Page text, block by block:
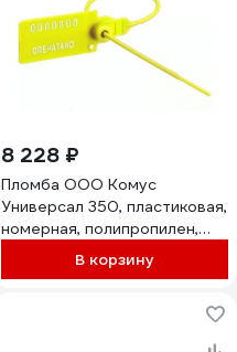
8 228 ₽
Пломба ООО Комус
Универсал 350, пластиковая,
номерная, полипропилен,
желтый, 1000 штук/упаковка
В корзину